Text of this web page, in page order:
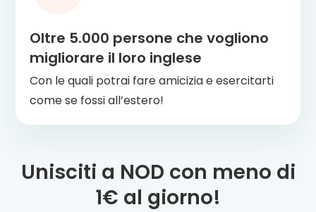
Oltre 5.000 persone che vogliono
migliorare il loro inglese
Con le quali potrai fare amicizia e esercitarti
come se fossi all’estero!
Unisciti a NOD con meno di
1€ al giorno!